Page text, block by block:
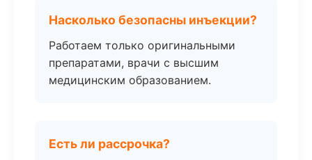
Насколько безопасны инъекции?
Работаем только оригинальными
препаратами, врачи с высшим
медицинским образованием.
Есть ли рассрочка?